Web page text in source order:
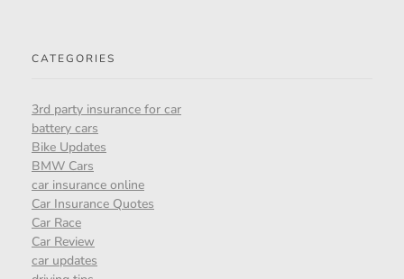
CATEGORIES
3rd party insurance for car
battery cars
Bike Updates
BMW Cars
car insurance online
Car Insurance Quotes
Car Race
Car Review
car updates